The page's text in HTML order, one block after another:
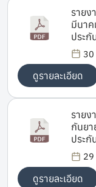
ราย
มีนาค
ประกั
มีนา30
ดูรายละเอียด
ราย
กันยา
ประกั
กันย29
ดูรายละเอียด